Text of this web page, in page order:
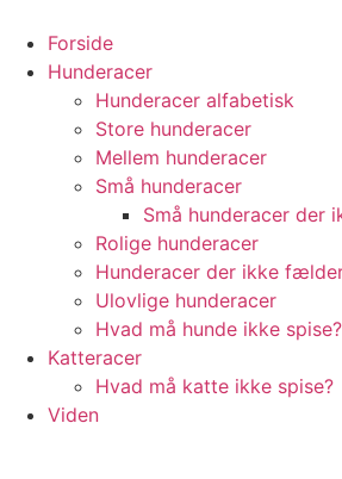
indhold
Forside
Hunderacer
Hunderacer alfabetisk
Store hunderacer
Mellem hunderacer
Små hunderacer
Små hunderacer der
Rolige hunderacer
Hunderacer der ikke
Ulovlige hunderacer
Hvad må hunde ikke spise?
Katteracer
Hvad må katte ikke spise?
Viden